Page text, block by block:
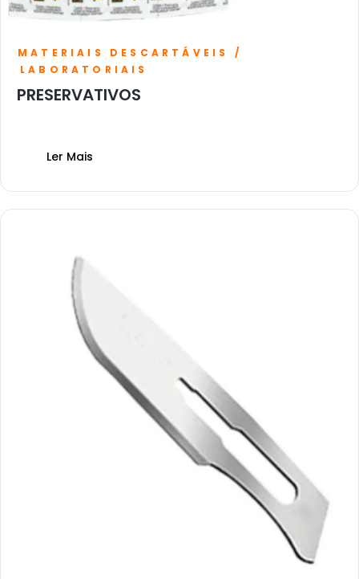
MATERIAIS DESCARTÁVEIS /
LABORATORIAIS
PRESERVATIVOS
Ler Mais